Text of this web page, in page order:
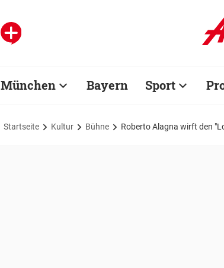
München Bayern Sport
Startseite Kultur Bühne Roberto Alagna wirft den